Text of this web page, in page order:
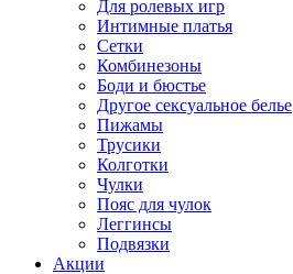
Для ролевых игр
Интимные платья
Сетки
Комбинезоны
Боди и бюстье
Другое сексуальное белье
Пижамы
Трусики
Колготки
Чулки
Пояс для чулок
Леггинсы
Подвязки
Акции